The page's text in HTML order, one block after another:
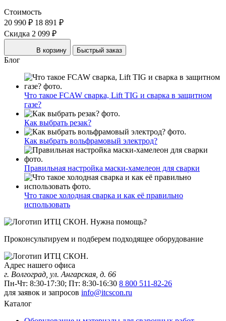
Стоимость
20 990 ₽ 18 891 ₽
Скидка 2 099 ₽
В корзину Быстрый заказ
Блог
Что такое FCAW сварка, Lift TIG и сварка в защитном
газе?
Как выбрать резак?
Как выбрать вольфрамовый электрод?
Правильная настройка маски-хамелеон для сварки
Что такое холодная сварка и как её правильно
использовать
Нужна помощь?
Проконсультируем и подберем подходящее оборудование
Адрес нашего офиса
г. Волгоград, ул. Ангарская, д. 66
Пн-Чт: 8:30-17:30; Пт: 8:30-16:30 8 800 511-82-26
для заявок и запросов info@itcscon.ru
Каталог